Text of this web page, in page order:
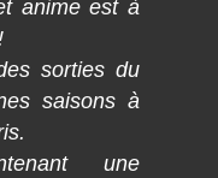
anime est à
sorties du
saisons à
une